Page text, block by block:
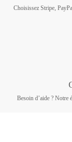
Choisissez Stripe,
Besoin d’aide ? Notre